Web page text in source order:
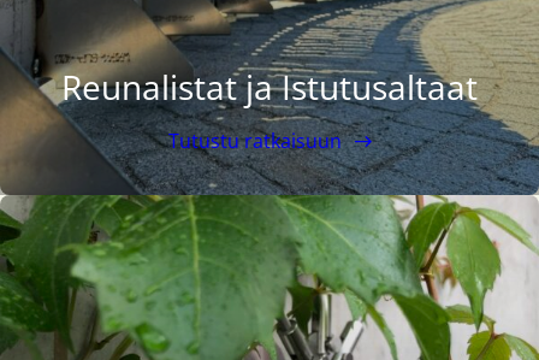
Reunalistat ja Istutusaltaat
Tutustu ratkaisuun